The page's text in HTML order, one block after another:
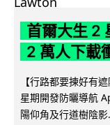
首爾大生 2
2 萬人下載
【行路都要揀好有
星期開發防曬導航
陽仰角及行道樹陰影